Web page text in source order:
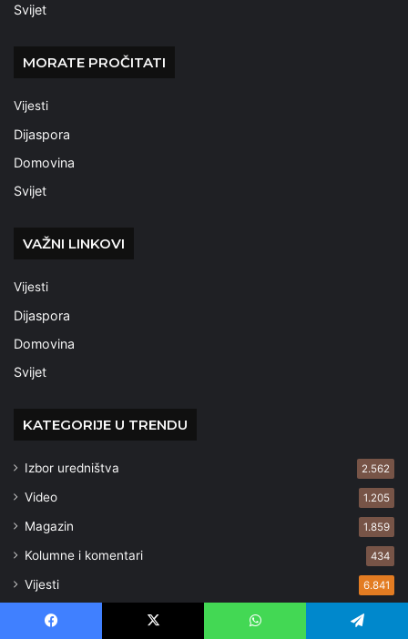
Svijet
MORATE PROČITATI
Vijesti
Dijaspora
Domovina
Svijet
VAŽNI LINKOVI
Vijesti
Dijaspora
Domovina
Svijet
KATEGORIJE U TRENDU
Izbor uredništva 2.562
Video 1.205
Magazin 1.859
Kolumne i komentari 434
Vijesti 6.841
Gospodarstvo